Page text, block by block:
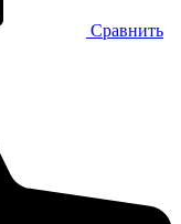
Сравнить